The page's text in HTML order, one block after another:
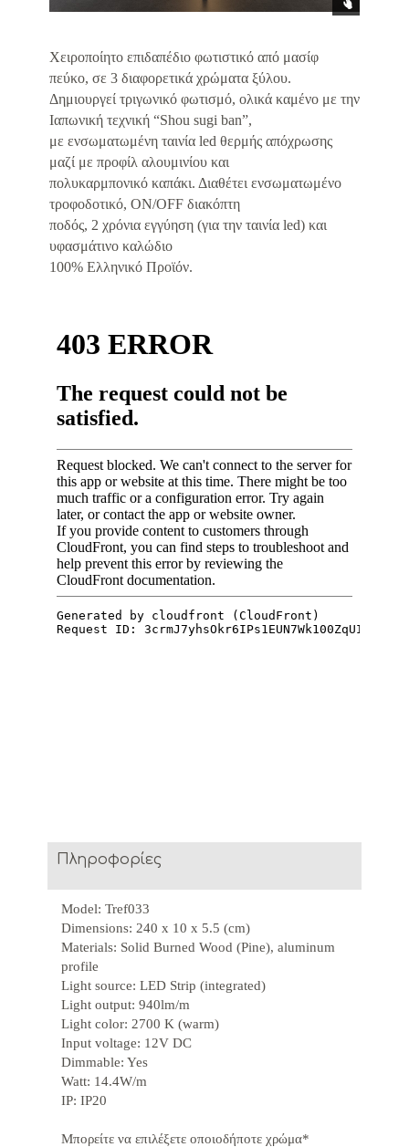
Χειροποίητο επιδαπέδιο φωτιστικό από μασίφ
πεύκο, σε 3 διαφορετικά χρώματα ξύλου.
Δημιουργεί τριγωνικό φωτισμό, ολικά καμένο με την
Ιαπωνική τεχνική “Shou sugi ban”,
με ενσωματωμένη ταινία led θερμής απόχρωσης
μαζί με προφίλ αλουμινίου και
πολυκαρμπονικό καπάκι. Διαθέτει ενσωματωμένο
τροφοδοτικό, OΝ/OFF διακόπτη
ποδός, 2 χρόνια εγγύηση (για την ταινία led) και
υφασμάτινο καλώδιο
100% Ελληνικό Προϊόν.
Πληροφορίες
Model: Tref033
Dimensions: 240 x 10 x 5.5 (cm)
Materials: Solid Burned Wood (Pine), aluminum
profile
Light source: LED Strip (integrated)
Light output: 940lm/m
Light color: 2700 K (warm)
Input voltage: 12V DC
Dimmable: Yes
Watt: 14.4W/m
IP: IP20
Μπορείτε να επιλέξετε οποιοδήποτε χρώμα*